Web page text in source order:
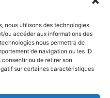
nous utilisons des technologies
ou accéder aux informations des
nous permettra de
de navigation ou les ID
ou de retirer son
sur certaines caractéristiques